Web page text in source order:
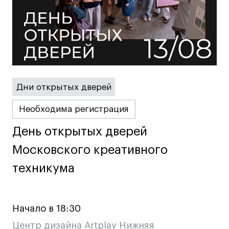
Britanka New Creatives
Fashion Summer
Проект с Microsoft
Подобрать программу
Получить сертификат
Дни открытых
Дни открытых
8 495 640 30 92
8 495 640 30 92
Дни открытых дверей
Необходима регистрация
День открытых дверей
Московского креативного
техникума
День открытых дверей
Московского креативного
техникума
Начало в 18:30
Центр дизайна Artplay Нижняя